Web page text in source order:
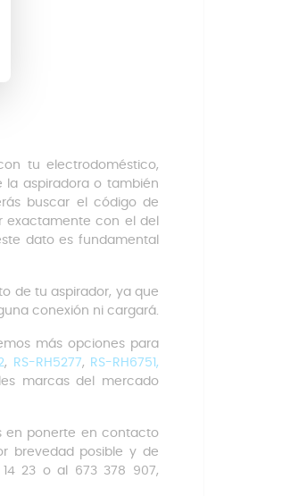
tu electrodoméstico,
la aspiradora o también
buscar el código de
exactamente con el del
dato es fundamental
de tu aspirador, ya que
conexión ni cargará.
más opciones para
, RS-RH5277,
RS-RH6751,
marcas del mercado
en ponerte en contacto
brevedad posible y de
23 o al 673 378 907,